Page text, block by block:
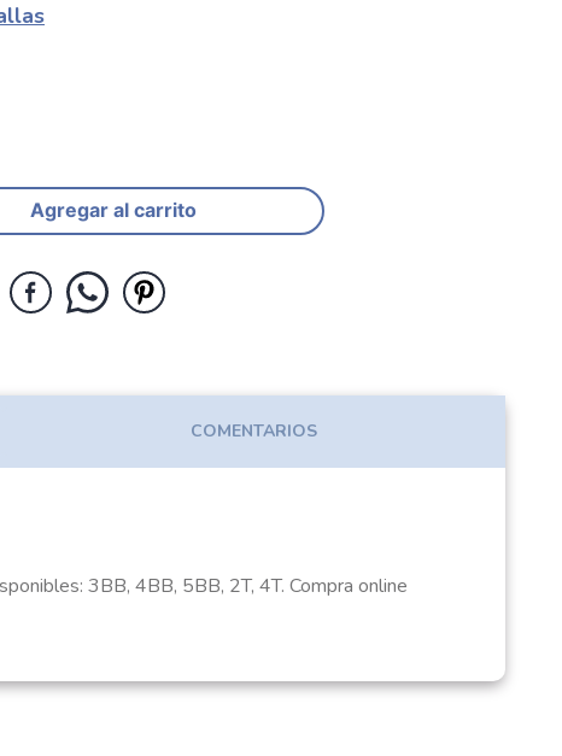
Agregar al carrito
COMENTARIOS
3BB, 4BB, 5BB, 2T, 4T. Compra online